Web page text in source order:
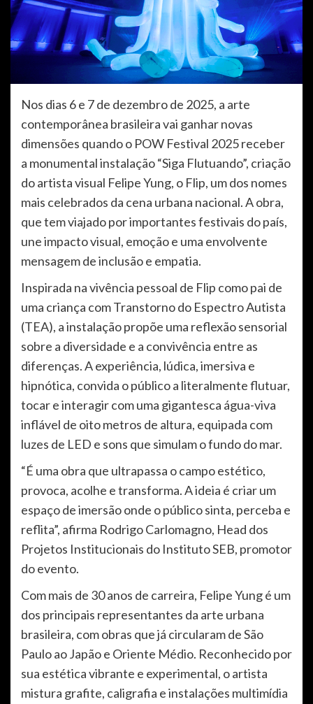
Nos dias 6 e 7 de dezembro de 2025, a arte
contemporânea brasileira vai ganhar novas
dimensões quando o POW Festival 2025 receber
a monumental instalação “Siga Flutuando”, criação
do artista visual Felipe Yung, o Flip, um dos nomes
mais celebrados da cena urbana nacional. A obra,
que tem viajado por importantes festivais do país,
une impacto visual, emoção e uma envolvente
mensagem de inclusão e empatia.
Inspirada na vivência pessoal de Flip como pai de
uma criança com Transtorno do Espectro Autista
(TEA), a instalação propõe uma reflexão sensorial
sobre a diversidade e a convivência entre as
diferenças. A experiência, lúdica, imersiva e
hipnótica, convida o público a literalmente flutuar,
tocar e interagir com uma gigantesca água-viva
inflável de oito metros de altura, equipada com
luzes de LED e sons que simulam o fundo do mar.
“É uma obra que ultrapassa o campo estético,
provoca, acolhe e transforma. A ideia é criar um
espaço de imersão onde o público sinta, perceba e
reflita”, afirma Rodrigo Carlomagno, Head dos
Projetos Institucionais do Instituto SEB, promotor
do evento.
Com mais de 30 anos de carreira, Felipe Yung é um
dos principais representantes da arte urbana
brasileira, com obras que já circularam de São
Paulo ao Japão e Oriente Médio. Reconhecido por
sua estética vibrante e experimental, o artista
mistura grafite, caligrafia e instalações multimídia